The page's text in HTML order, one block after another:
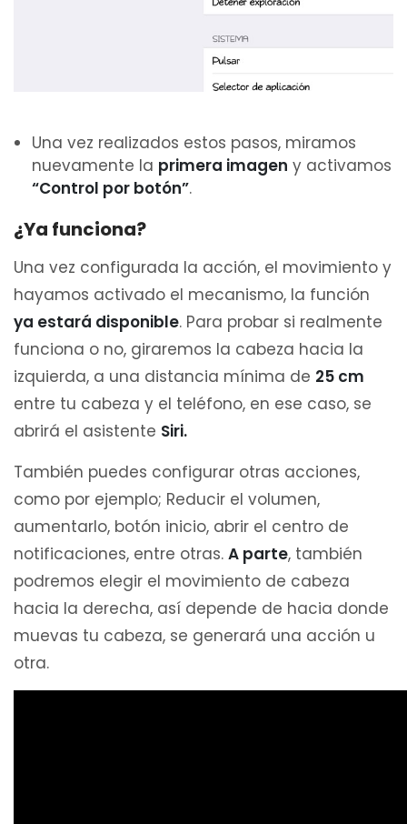
Una vez realizados estos pasos, miramos
nuevamente la primera imagen y activamos
“Control por botón”.
¿Ya funciona?
Una vez configurada la acción, el movimiento y
hayamos activado el mecanismo, la función
ya estará disponible. Para probar si realmente
funciona o no, giraremos la cabeza hacia la
izquierda, a una distancia mínima de 25 cm
entre tu cabeza y el teléfono, en ese caso, se
abrirá el asistente Siri.
También puedes configurar otras acciones,
como por ejemplo; Reducir el volumen,
aumentarlo, botón inicio, abrir el centro de
notificaciones, entre otras. A parte, también
podremos elegir el movimiento de cabeza
hacia la derecha, así depende de hacia donde
muevas tu cabeza, se generará una acción u
otra.